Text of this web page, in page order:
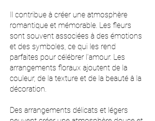
Il contribue à créer une atmosphère
romantique et mémorable. Les fleurs
sont souvent associées à des émotions
et des symboles, ce qui les rend
parfaites pour célébrer l'amour. Les
arrangements floraux ajoutent de la
couleur, de la texture et de la beauté à la
décoration.
Des arrangements délicats et légers